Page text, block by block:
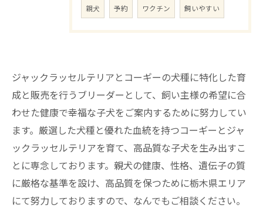
親犬 予約 ワクチン 飼いやすい
ジャックラッセルテリアとコーギーの犬種に特化した育
成と販売を行うブリーダーとして、飼い主様の希望に合
わせた健康で幸福な子犬をご案内するために努力してい
ます。厳選した犬種と優れた血統を持つコーギーとジャ
ックラッセルテリアを育て、高品質な子犬を生み出すこ
とに専念しております。親犬の健康、性格、遺伝子の質
に厳格な基準を設け、高品質を保つために栃木県エリア
にて努力しておりますので、なんでもご相談ください。